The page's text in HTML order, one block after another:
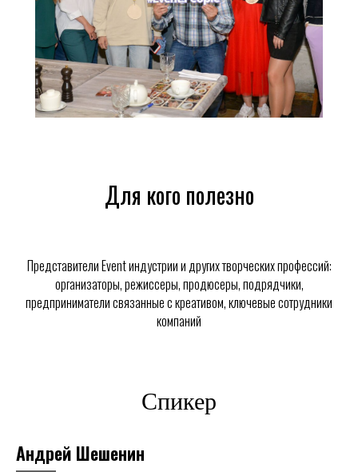
Для кого полезно
Представители Event индустрии и других творческих профессий:
организаторы, режиссеры, продюсеры, подрядчики,
предприниматели связанные с креативом, ключевые сотрудники
компаний
Спикер
Андрей Шешенин